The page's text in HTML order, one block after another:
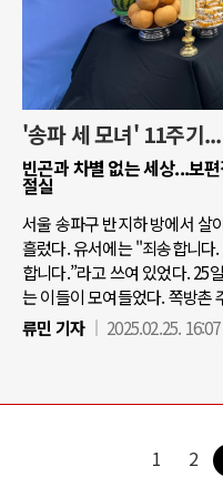
'송파 세 모녀' 11주기
빈곤과 차별 없는 세상...보
절실
서울 송파구 반지하 방에서 살
흘렀다. 유서에는 "죄송합니다
합니다.”라고 쓰여 있었다. 25
는 이들이 모여들었다. 쪽방촌
류민 기자
2025.02.25. 16:07
1 2